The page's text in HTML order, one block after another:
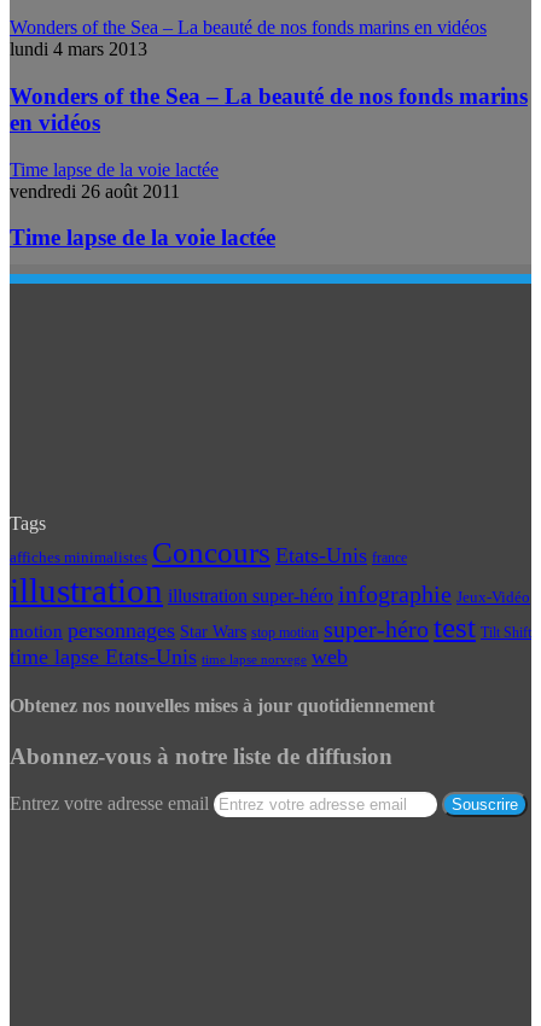
Wonders of the Sea – La beauté de nos fonds marins en vidéos
lundi 4 mars 2013
Wonders of the Sea – La beauté de nos fonds marins
en vidéos
Time lapse de la voie lactée
vendredi 26 août 2011
Time lapse de la voie lactée
Tags
affiches minimalistes Concours Etats-Unis france
illustration illustration super-héro infographie Jeux-Vidéo
motion personnages Star Wars stop motion super-hérotest Tilt Shift
time lapse Etats-Unis time lapse norvege web
Obtenez nos nouvelles mises à jour quotidiennement
Abonnez-vous à notre liste de diffusion
Entrez votre adresse email